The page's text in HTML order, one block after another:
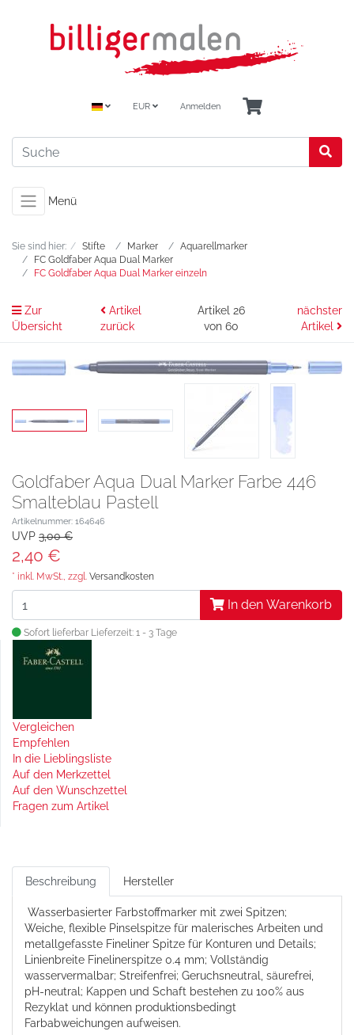
EUR Anmelden
Menü
Sie sind hier: Stifte Marker
Aquarellmarker
FC Goldfaber Aqua Dual Marker
FC Goldfaber Aqua Dual Marker einzeln
Zur
Übersicht
Artikel
zurück
Artikel 26
von 60
nächster
Artikel
Goldfaber Aqua Dual Marker Farbe 446
Smalteblau Pastell
Artikelnummer: 164646
UVP 3,00 €
2,40 €
* inkl. MwSt., zzgl. Versandkosten
In den Warenkorb
Sofort lieferbar Lieferzeit: 1 - 3 Tage
Vergleichen
Empfehlen
In die Lieblingsliste
Auf den Merkzettel
Auf den Wunschzettel
Fragen zum Artikel
Beschreibung Hersteller
Wasserbasierter Farbstoffmarker mit zwei Spitzen;
Weiche, flexible Pinselspitze für malerisches Arbeiten und
metallgefasste Fineliner Spitze für Konturen und Details;
Linienbreite Finelinerspitze 0.4 mm; Vollständig
wasservermalbar; Streifenfrei; Geruchsneutral, säurefrei,
pH-neutral; Kappen und Schaft bestehen zu 100% aus
Rezyklat und können produktionsbedingt
Farbabweichungen aufweisen.